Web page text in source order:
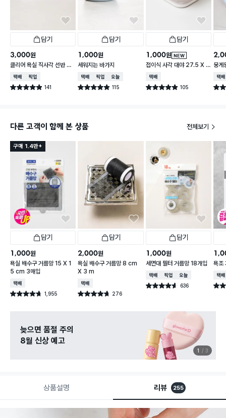
담기
3,000원
클리어 욕실 직사각 선반 후
크 4개 포함
택배배송매장픽업
별점 4.9점 141
건 작성
담기
1,000원
세워지는 바가지
택배배송매장픽업오늘배송
별점 4.9점 115
건 작성
담기
NEW
1,000원
접이식 사각 대야 27.5 X 2
3 cm
택배배송
별점 4.9점 105
건 작성
뭉게
cm
택배
별점
다른 고객이 함께 본 상품 전체보기
구매 1.4만+
담기
1,000원
욕실 배수구 거름망 15 X 1
5 cm 3매입
택배배송
별점 4.7점 1,955
건 작성
담기
2,000원
욕실 배수구 거름망 8 cm
X 3 m
택배배송
별점 4.7점 276
건 작성
담기
1,000원
세면대 필터 거름망 18개입
택배배송매장픽업오늘배송
별점 4.6점 636
건 작성
욕조
택배
별점
늦으면 품절 주의
8월 신상 예고
1 3
상품설명 리뷰 255